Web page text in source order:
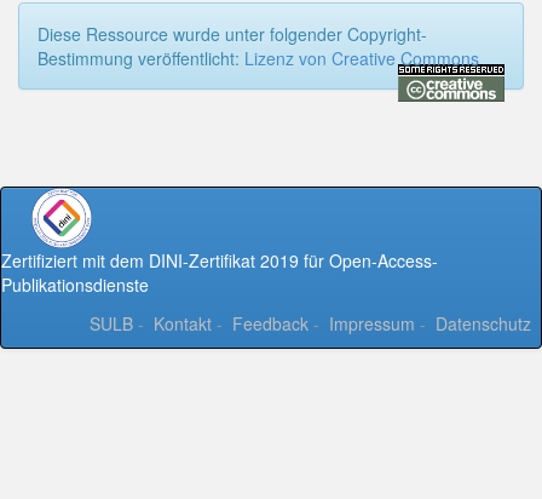
Diese Ressource wurde unter folgender Copyright-
Bestimmung veröffentlicht: Lizenz von Creative Commons
Zertifiziert mit dem DINI-Zertifikat 2019 für Open-Access-
Publikationsdienste
SULB - Kontakt - Feedback - Impressum - Datenschutz